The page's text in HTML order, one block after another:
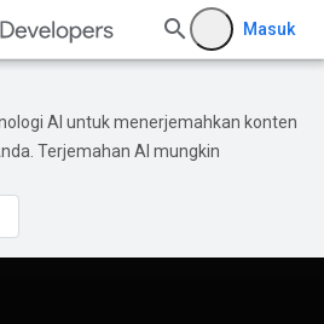
Masuk
AI untuk menerjemahkan konten
Terjemahan AI mungkin